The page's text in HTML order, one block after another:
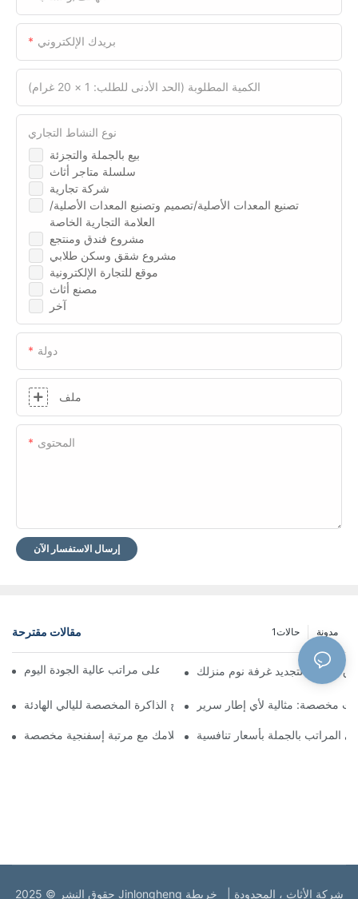
بريدك الإلكتروني
الكمية المطلوبة (الحد الأدنى للطلب: 1 × 20 غرام)
بيع بالجملة والتجزئة
سلسلة متاجر أثاث
شركة تجارية
تصنيع المعدات الأصلية/تصميم وتصنيع المعدات الأصلية/
العلامة التجارية الخاصة
مشروع فندق ومنتجع
مشروع شقق وسكن طلابي
موقع للتجارة الإلكترونية
مصنع أثاث
آخر
نوع النشاط التجاري
دولة
ملف
المحتوى
إرسال الاستفسار الآن
مقالات مقترحة مدونة حالات1
موزعو المراتب بالجملة: احصل على مراتب عالية الجودة اليوم منزلك
أفضل مراتب إسفنج الذاكرة المخصصة لليالي الهادئةمخصصة: مثالية لأي إطار سرير
احصل على نوم أحلامك مع مرتبة إسفنجية مخصصةالمراتب بالجملة بأسعار تنافسية
حقوق النشر © 2025 Jinlongheng شركة الأثاث ، المحدودة | خريطة